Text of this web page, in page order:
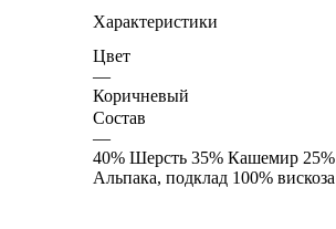
Характеристики
Цвет
—
Коричневый
Состав
—
40% Шерсть 35% Кашемир 25%
Альпака, подклад 100% вискоза